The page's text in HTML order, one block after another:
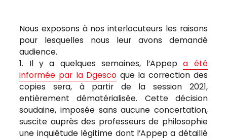
Nous exposons à nos interlocuteurs les raisons
pour lesquelles nous leur avons demandé
audience.
1. Il y a quelques semaines, l’Appepa été
informée par la Dgesco que la correction des
copies sera, à partir de la session 2021,
entièrement dématérialisée. Cette décision
soudaine, imposée sans aucune concertation,
suscite auprès des professeurs de philosophie
une inquiétude légitime dont l’Appep a détaillé